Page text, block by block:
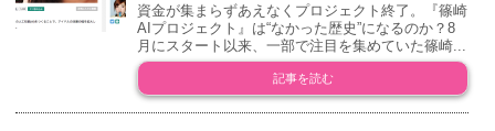
資金が集まらずあえなくプロジェクト終了。『篠崎
AIプロジェクト』は“なかった歴史”になるのか？8
月にスタート以来、一部で注目を集めていた篠崎...
記事を読む